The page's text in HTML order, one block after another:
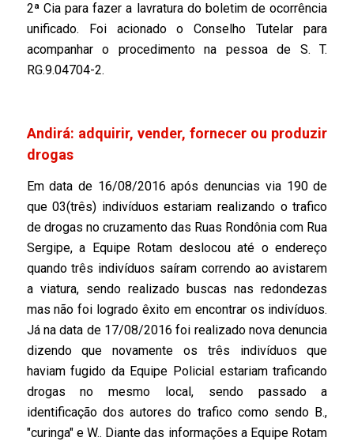
2ª Cia para fazer a lavratura do boletim de ocorrência
unificado. Foi acionado o Conselho Tutelar para
acompanhar o procedimento na pessoa de S. T.
RG.9.04704-2.
Andirá: adquirir, vender, fornecer ou produzir
drogas
Em data de 16/08/2016 após denuncias via 190 de
que 03(três) indivíduos estariam realizando o trafico
de drogas no cruzamento das Ruas Rondônia com Rua
Sergipe, a Equipe Rotam deslocou até o endereço
quando três indivíduos saíram correndo ao avistarem
a viatura, sendo realizado buscas nas redondezas
mas não foi logrado êxito em encontrar os indivíduos.
Já na data de 17/08/2016 foi realizado nova denuncia
dizendo que novamente os três indivíduos que
haviam fugido da Equipe Policial estariam traficando
drogas no mesmo local, sendo passado a
identificação dos autores do trafico como sendo B.,
"curinga" e W.. Diante das informações a Equipe Rotam